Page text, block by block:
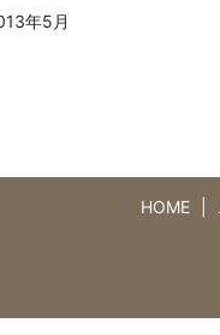
年5月
HOME